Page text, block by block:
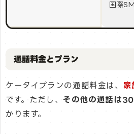
国際
通話料金とプラン
ケータイプランの通話料金は、 家
です。ただし、 その他の通話は
かります。